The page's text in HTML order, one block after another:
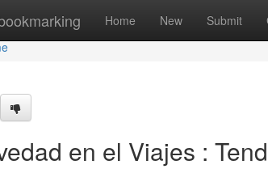
Home New Submit
en el Viajes :